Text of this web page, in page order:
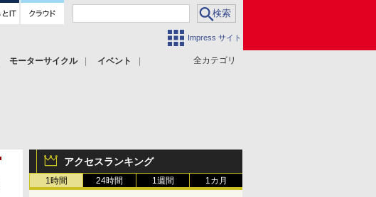
Impress サイト
全カテゴリ
モーターサイクル
イベント
アクセスランキング
1時間 24時間 1週間 1カ月